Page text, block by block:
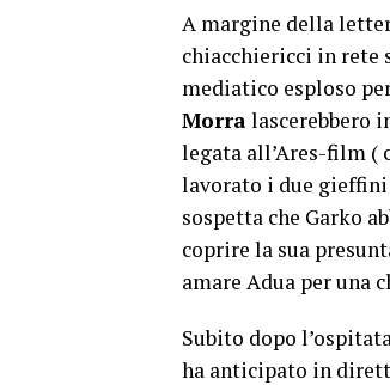
A margine della
chiacchiericci in rete
mediatico esploso
Morra lascerebbero
legata all’Ares-film (
lavorato i due gieffini
sospetta che Garko
coprire la sua
amare Adua per una
Subito dopo
ha anticipato in